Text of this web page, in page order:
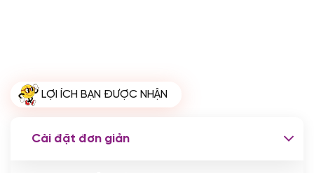
(+200.000 VND)
LỢI ÍCH BẠN ĐƯỢC NHẬN
Cài đặt đơn giản